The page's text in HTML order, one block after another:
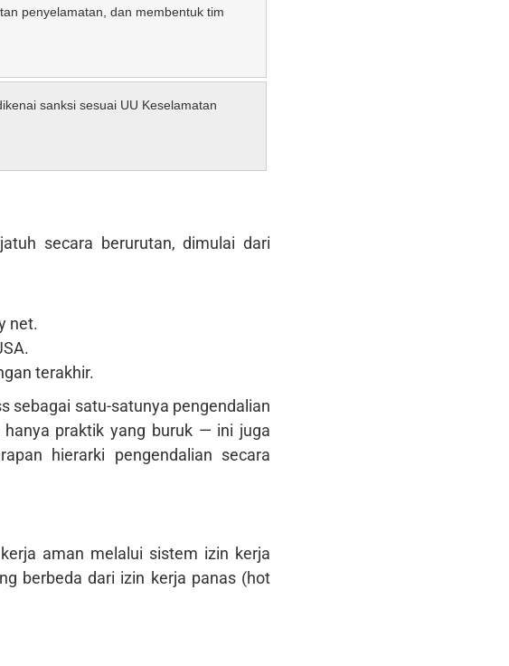
penyelamatan, dan membentuk tim
sanksi sesuai UU Keselamatan
secara berurutan, dimulai dari
net.
terakhir.
sebagai satu-satunya pengendalian
praktik yang buruk — ini juga
hierarki pengendalian secara
aman melalui sistem izin kerja
berbeda dari izin kerja panas (hot